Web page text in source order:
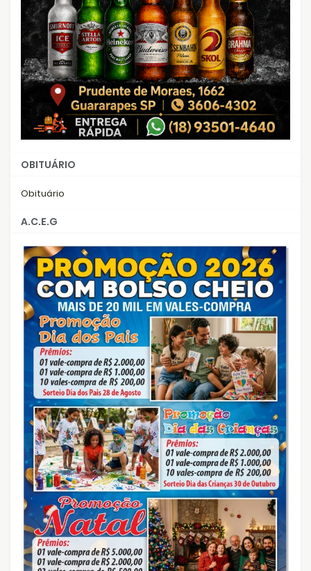
OBITUÁRIO
Obituário
A.C.E.G